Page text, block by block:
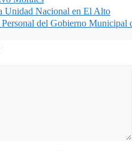
Unidad Nacional en El Alto
del Gobierno Municipal